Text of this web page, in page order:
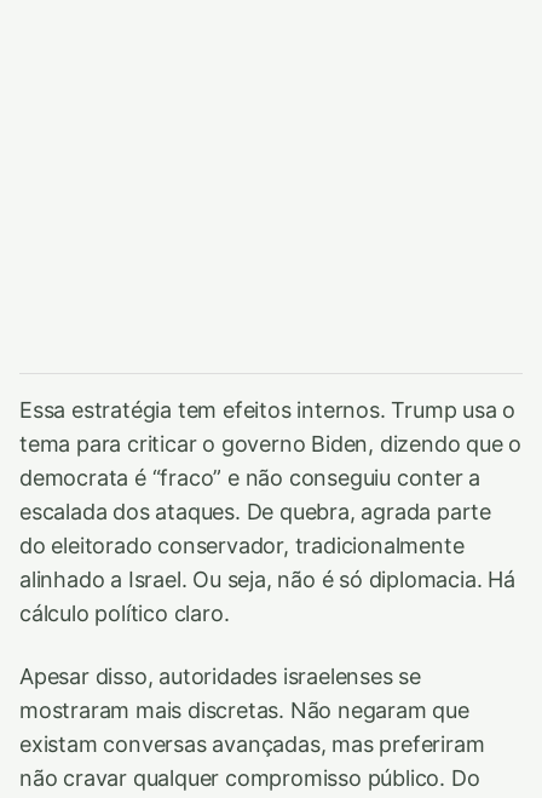
Essa estratégia tem efeitos internos. Trump usa o
tema para criticar o governo Biden, dizendo que o
democrata é “fraco” e não conseguiu conter a
escalada dos ataques. De quebra, agrada parte
do eleitorado conservador, tradicionalmente
alinhado a Israel. Ou seja, não é só diplomacia. Há
cálculo político claro.
Apesar disso, autoridades israelenses se
mostraram mais discretas. Não negaram que
existam conversas avançadas, mas preferiram
não cravar qualquer compromisso público. Do